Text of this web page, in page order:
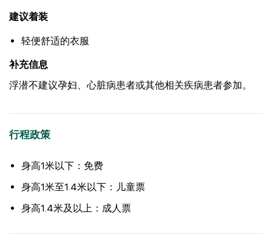
建议着装
轻便舒适的衣服
补充信息
浮潜不建议孕妇、心脏病患者或其他相关疾病患者参加。
行程政策
身高1米以下：免费
身高1米至1.4米以下：儿童票
身高1.4米及以上：成人票